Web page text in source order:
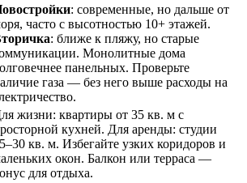
: современные, но дальше от
часто с высотностью 10+ этажей.
: ближе к пляжу, но старые
Монолитные дома
панельных. Проверьте
газа — без него выше расходы на
жизни: квартиры от 35 кв. м с
кухней. Для аренды: студии
кв. м. Избегайте узких коридоров и
окон. Балкон или терраса —
для отдыха.